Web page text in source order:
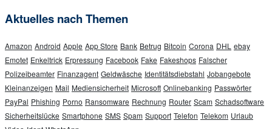
Aktuelles nach Themen
Amazon Android Apple App Store Bank Betrug Bitcoin Corona DHL ebay
Emotet Enkeltrick Erpressung Facebook Fake Fakeshops Falscher
Polizeibeamter Finanzagent Geldwäsche Identitätsdiebstahl Jobangebote
Kleinanzeigen Mail Mediensicherheit Microsoft Onlinebanking Passwörter
PayPal Phishing Porno Ransomware Rechnung Router Scam Schadsoftware
Sicherheitslücke Smartphone SMS Spam Support Telefon Telekom Urlaub